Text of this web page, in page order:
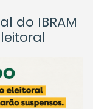
do IBRAM